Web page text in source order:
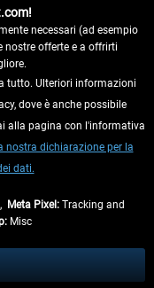
diversamente descritto.
i tempi di consegna per le
necessari (ad esempio
nostre offerte e a offrirti
tutto. Ulteriori informazioni
dove è anche possibile
alla pagina con l'informativa
nostra dichiarazione per la
dati.
Meta Pixel: Tracking and
Misc